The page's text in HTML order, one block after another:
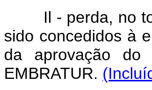
Il - perda, no
sido concedidos à
da aprovação
EMBRATUR.